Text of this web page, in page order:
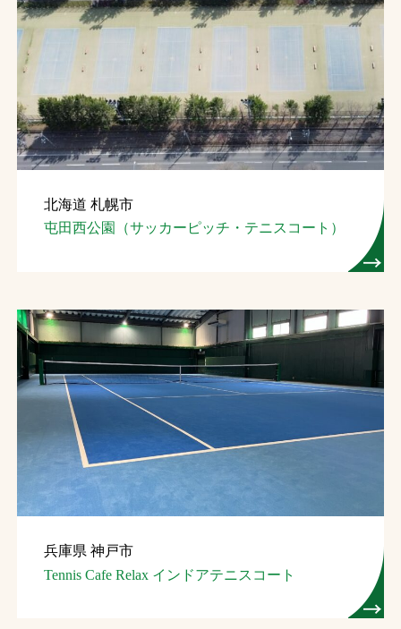
北海道 札幌市
屯田西公園（サッカーピッチ・テニスコート）
兵庫県 神戸市
Tennis Cafe Relax インドアテニスコート